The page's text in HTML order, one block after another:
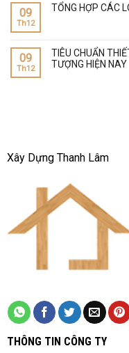
09
Th12
TỔNG HỢP CÁC
09
Th12
TIÊU CHUẨN
TƯỢNG HIỆN NAY
Xây Dựng Thanh Lâm
THÔNG TIN CÔNG TY